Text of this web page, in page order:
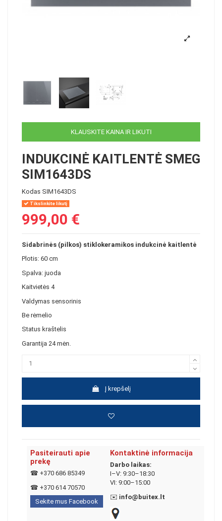
KLAUSKITE KAINA IR LIKUTI
INDUKCINĖ KAITLENTĖ SMEG
SIM1643DS
Kodas SIM1643DS
Tikslinkite likutį
999,00 €
Sidabrinės (pilkos) stiklokeramikos indukcinė kaitlentė
Plotis: 60 cm
Spalva: juoda
Kaitvietės 4
Valdymas sensorinis
Be rėmelio
Status kraštelis
Garantija 24 mėn.
Į krepšelį
Pasiteirauti apie
prekę
☎ +370 686 85349
☎ +370 614 70570
Sekite mus Facebook
Kontaktinė informacija
Darbo laikas:
I–V: 9:30–18:30
VI: 9:00–15:00
✉️ info@buitex.lt